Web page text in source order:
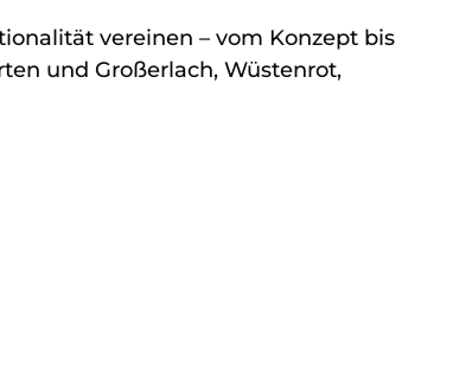
vereinen – vom Konzept bis
und Großerlach, Wüstenrot,